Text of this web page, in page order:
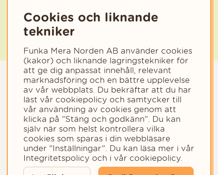
Copyright © 2023 - Funka Mera Norden AB
Cookies och liknande
tekniker
Funka Mera Norden AB använder cookies
(kakor) och liknande lagringstekniker för
att ge dig anpassat innehåll, relevant
marknadsföring och en bättre upplevelse
av vår webbplats. Du bekräftar att du har
läst vår cookiepolicy och samtycker till
vår användning av cookies genom att
klicka på "Stäng och godkänn". Du kan
själv när som helst kontrollera vilka
cookies som sparas i din webbläsare
under ”Inställningar”. Du kan läsa mer i vår
Integritetspolicy och i vår cookiepolicy.